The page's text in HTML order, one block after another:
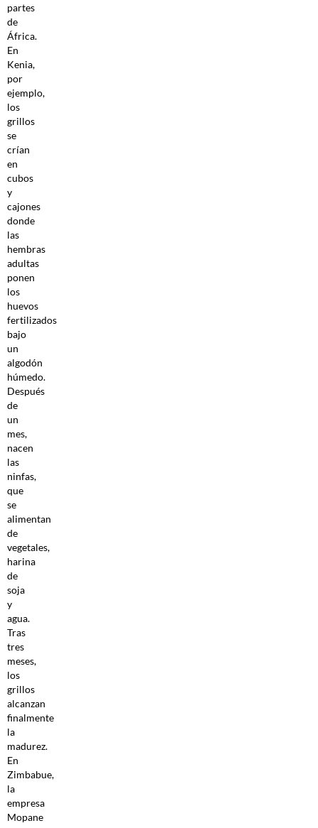
partes
de
África.
En
Kenia,
por
ejemplo,
los
grillos
se
crían
en
cubos
y
cajones
donde
las
hembras
adultas
ponen
los
huevos
fertilizados
bajo
un
algodón
húmedo.
Después
de
un
mes,
nacen
las
ninfas,
que
se
alimentan
de
vegetales,
harina
de
soja
y
agua.
Tras
tres
meses,
los
grillos
alcanzan
finalmente
la
madurez.
En
Zimbabue,
la
empresa
Mopane